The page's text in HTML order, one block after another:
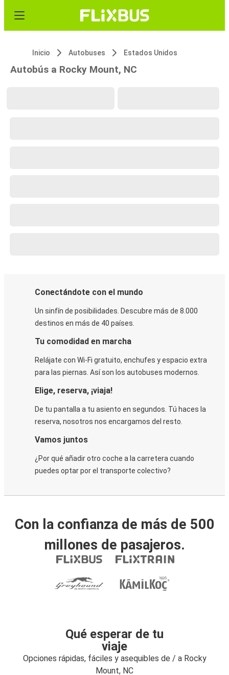
Inicio Autobuses Estados Unidos
Autobús a Rocky Mount, NC
Conectándote con el mundo
Un sinfín de posibilidades. Descubre más de 8.000
destinos en más de 40 países.
Tu comodidad en marcha
Relájate con Wi-Fi gratuito, enchufes y espacio extra
para las piernas. Así son los autobuses modernos.
Elige, reserva, ¡viaja!
De tu pantalla a tu asiento en segundos. Tú haces la
reserva, nosotros nos encargamos del resto.
Vamos juntos
¿Por qué añadir otro coche a la carretera cuando
puedes optar por el transporte colectivo?
Con la confianza de más de 500
millones de pasajeros.
Qué esperar de tu
viaje
Opciones rápidas, fáciles y asequibles de / a Rocky
Mount, NC